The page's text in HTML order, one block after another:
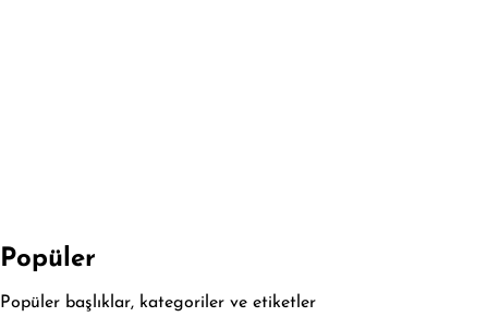
Popüler
Popüler başlıklar, kategoriler ve etiketler